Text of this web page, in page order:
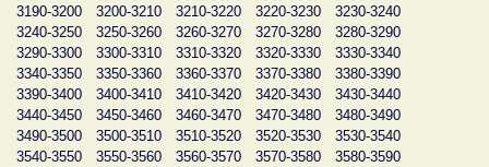
3190-3200
3200-3210 3210-3220 3220-3230
3230-3240
3240-3250
3250-3260 3260-3270 3270-3280
3280-3290
3290-3300
3300-3310 3310-3320 3320-3330
3330-3340
3340-3350
3350-3360 3360-3370 3370-3380
3380-3390
3390-3400
3400-3410 3410-3420 3420-3430
3430-3440
3440-3450
3450-3460 3460-3470 3470-3480
3480-3490
3490-3500
3500-3510 3510-3520 3520-3530
3530-3540
3540-3550
3550-3560 3560-3570 3570-3580
3580-3590